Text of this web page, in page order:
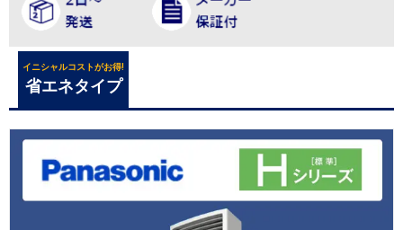
イニシャルコストがお得!
省エネタイプ